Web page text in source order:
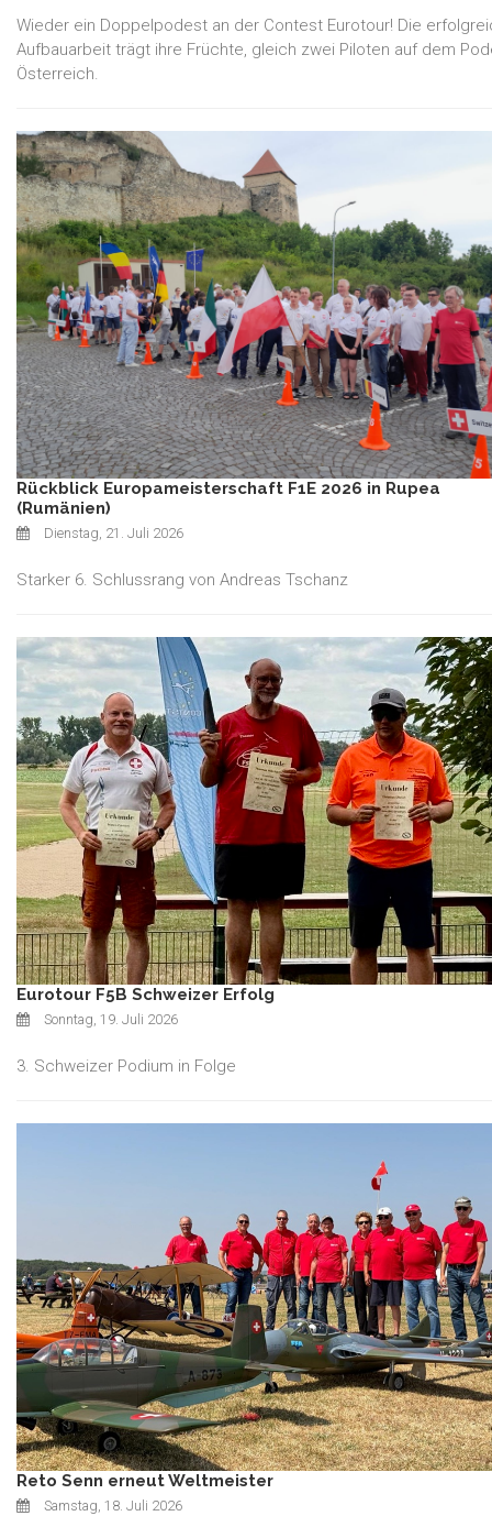
Wieder ein Doppelpodest an der Contest Eurotour! Die
Aufbauarbeit trägt ihre Früchte, gleich zwei Piloten auf dem
Österreich.
Rückblick Europameisterschaft F1E 2026 in Rupea
(Rumänien)
Dienstag, 21. Juli 2026
Starker 6. Schlussrang von Andreas Tschanz
Eurotour F5B Schweizer Erfolg
Sonntag, 19. Juli 2026
3. Schweizer Podium in Folge
Reto Senn erneut Weltmeister
Samstag, 18. Juli 2026